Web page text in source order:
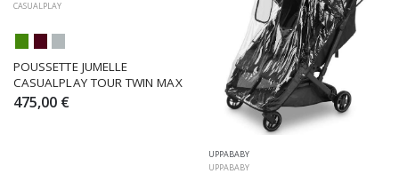
CASUALPLAY
POUSSETTE JUMELLE
CASUALPLAY TOUR TWIN MAX
475,00 €
UPPABABY
UPPABABY